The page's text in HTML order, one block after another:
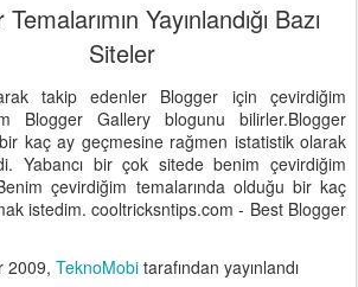
Yayınlandığı Bazı
Siteler
takip edenler Blogger için çevirdiğim
Blogger Gallery blogunu bilirler.Blogger
kaç ay geçmesine rağmen istatistik olarak
Yabancı bir çok sitede benim çevirdiğim
çevirdiğim temalarında olduğu bir kaç
istedim. cooltricksntips.com - Best Blogger
2009, TeknoMobitarafından yayınlandı